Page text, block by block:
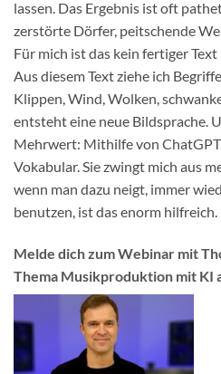
lassen. Das Ergebnis ist oft
zerstörte Dörfer, peitschende
Für mich ist das kein fertiger
Aus diesem Text ziehe ich
Klippen, Wind, Wolken,
entsteht eine neue Bildsprache.
Mehrwert: Mithilfe von
Vokabular. Sie zwingt mich aus
wenn man dazu neigt, immer
benutzen, ist das enorm hilfreich.
Melde dich zum Webinar mit
Thema Musikproduktion mit KI